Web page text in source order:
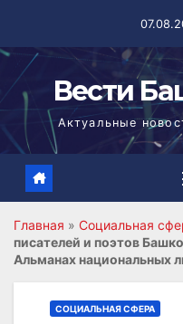
Вести
Актуальные
Главная » Социальная
писателей и поэтов
Альманах национальных
СОЦИАЛЬНАЯ СФЕРА